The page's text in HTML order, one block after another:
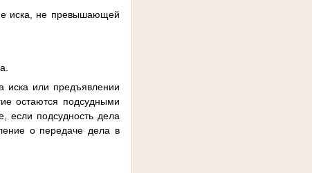
иска, не превышающей
иска или предъявлении
остаются подсудными
если подсудность дела
о передаче дела в